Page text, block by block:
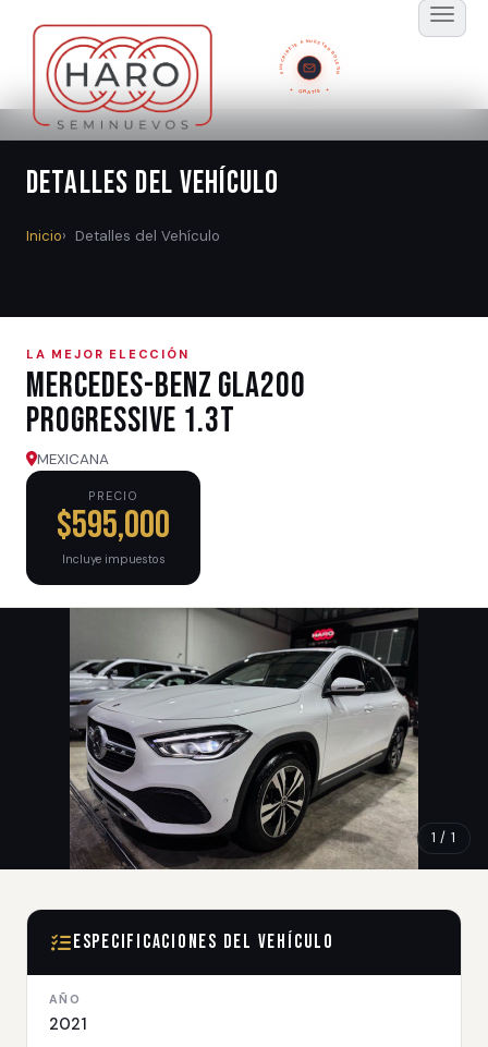
SUSCRÍBETE A NUESTRO BOLETÍN
GRATIS
Detalles del Vehículo
Inicio Detalles del Vehículo
LA MEJOR ELECCIÓN
Mercedes-Benz GLA200
PROGRESSIVE 1.3T
MEXICANA
PRECIO
$595,000
Incluye impuestos
1 / 1
Especificaciones del Vehículo
AÑO
2021